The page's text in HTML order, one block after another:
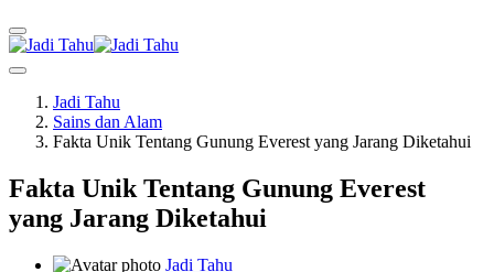
Jadi Tahu
Sains dan Alam
Fakta Unik Tentang Gunung Everest yang Jarang Diketahui
Fakta Unik Tentang Gunung Everest
yang Jarang Diketahui
Jadi Tahu